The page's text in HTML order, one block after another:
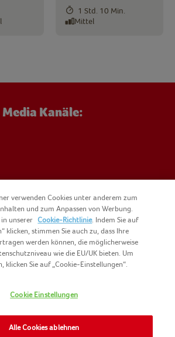
1 Std. 10 Min.
Mittel
Media Kanäle:
SITEMAP
KONTAKT
IMPRESSUM
verwenden Cookies unter anderem zum
und zum Anpassen von Werbung.
in unserer Cookie-Richtlinie. Indem Sie auf
klicken, stimmen Sie auch zu, dass Ihre
werden können, die möglicherweise
wie die EU/UK bieten. Um
klicken Sie auf „Cookie-Einstellungen“.
Cookie Einstellungen
Alle Cookies ablehnen